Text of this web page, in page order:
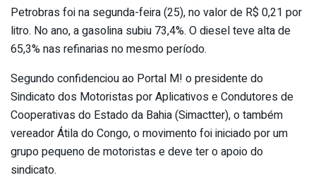
Petrobras foi na segunda-feira (25), no valor de R$ 0,21 por
litro. No ano, a gasolina subiu 73,4%. O diesel teve alta de
65,3% nas refinarias no mesmo período.
Segundo confidenciou ao Portal M! o presidente do
Sindicato dos Motoristas por Aplicativos e Condutores de
Cooperativas do Estado da Bahia (Simactter), o também
vereador Átila do Congo, o movimento foi iniciado por um
grupo pequeno de motoristas e deve ter o apoio do
sindicato.